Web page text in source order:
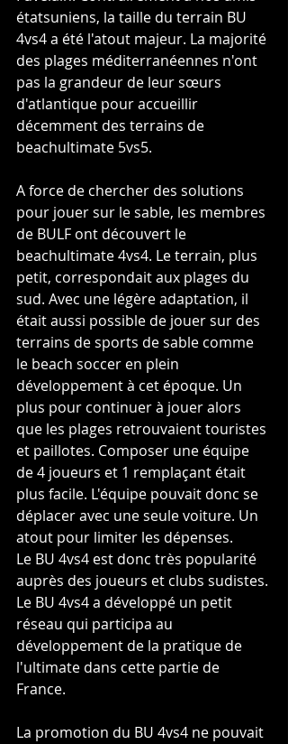
étatsuniens, la taille du terrain BU
4vs4 a été l'atout majeur. La majorité
des plages méditerranéennes n'ont
pas la grandeur de leur sœurs
d'atlantique pour accueillir
décemment des terrains de
beachultimate 5vs5.
A force de chercher des solutions
pour jouer sur le sable, les membres
de BULF ont découvert le
beachultimate 4vs4. Le terrain, plus
petit, correspondait aux plages du
sud. Avec une légère adaptation, il
était aussi possible de jouer sur des
terrains de sports de sable comme
le beach soccer en plein
développement à cet époque. Un
plus pour continuer à jouer alors
que les plages retrouvaient touristes
et paillotes. Composer une équipe
de 4 joueurs et 1 remplaçant était
plus facile. L'équipe pouvait donc se
déplacer avec une seule voiture. Un
atout pour limiter les dépenses.
Le BU 4vs4 est donc très popularité
auprès des joueurs et clubs sudistes.
Le BU 4vs4 a développé un petit
réseau qui participa au
développement de la pratique de
l'ultimate dans cette partie de
France.
La promotion du BU 4vs4 ne pouvait